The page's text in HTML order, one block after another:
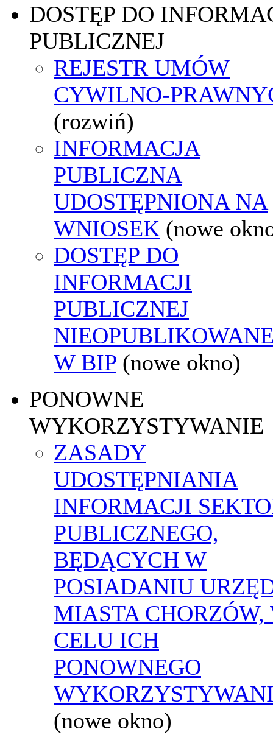
DOSTĘP DO
PUBLICZNEJ
REJESTR UMÓW
CYWILNO-
(rozwiń)
INFORMACJA
PUBLICZNA
UDOSTĘPNIONA NA
WNIOSEK (nowe
DOSTĘP DO
INFORMACJI
PUBLICZNEJ
W BIP (nowe okno)
PONOWNE
WYKORZYSTYWANIE
ZASADY
UDOSTĘPNIANIA
INFORMACJI
PUBLICZNEGO,
BĘDĄCYCH W
POSIADANIU
MIASTA CHORZÓW,
CELU ICH
PONOWNEGO
(nowe okno)